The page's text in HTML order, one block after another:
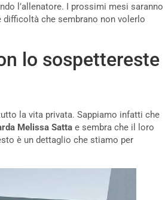
l’allenatore. I prossimi mesi saranno
difficoltà che sembrano non volerlo
lo sospettereste
la vita privata. Sappiamo infatti che
Melissa Satta e sembra che il loro
è un dettaglio che stiamo per